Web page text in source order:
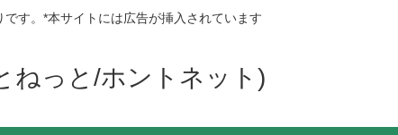
す。*本サイトには広告が挿入されています
ねっと/ホントネット)